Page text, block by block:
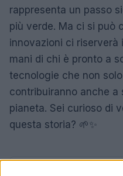
rappresenta un passo
più verde. Ma ci si può
innovazioni ci riserverà
mani di chi è pronto a
tecnologie che non
contribuiranno anche
pianeta. Sei curioso di
questa storia? 🌱✨